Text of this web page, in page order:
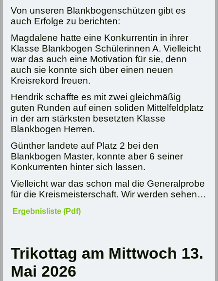
Von unseren Blankbogenschützen gibt es
auch Erfolge zu berichten:
Magdalene hatte eine Konkurrentin in ihrer
Klasse Blankbogen Schülerinnen A. Vielleicht
war das auch eine Motivation für sie, denn
auch sie konnte sich über einen neuen
Kreisrekord freuen.
Hendrik schaffte es mit zwei gleichmäßig
guten Runden auf einen soliden Mittelfeldplatz
in der am stärksten besetzten Klasse
Blankbogen Herren.
Günther landete auf Platz 2 bei den
Blankbogen Master, konnte aber 6 seiner
Konkurrenten hinter sich lassen.
Vielleicht war das schon mal die Generalprobe
für die Kreismeisterschaft. Wir werden sehen…
Ergebnisliste (Pdf)
Trikottag am Mittwoch 13.
Mai 2026